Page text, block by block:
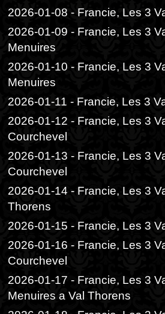
2026-01-08 - Francie, Les 3
2026-01-09 - Francie, Les 3
Menuires
2026-01-10 - Francie, Les 3
Menuires
2026-01-11 - Francie, Les 3
2026-01-12 - Francie, Les 3
Courchevel
2026-01-13 - Francie, Les 3
Courchevel
2026-01-14 - Francie, Les 3
Thorens
2026-01-15 - Francie, Les 3
2026-01-16 - Francie, Les 3
Courchevel
2026-01-17 - Francie, Les 3
Menuires a Val Thorens